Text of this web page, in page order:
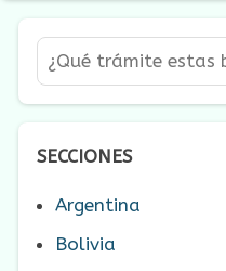
SECCIONES
Argentina
Bolivia